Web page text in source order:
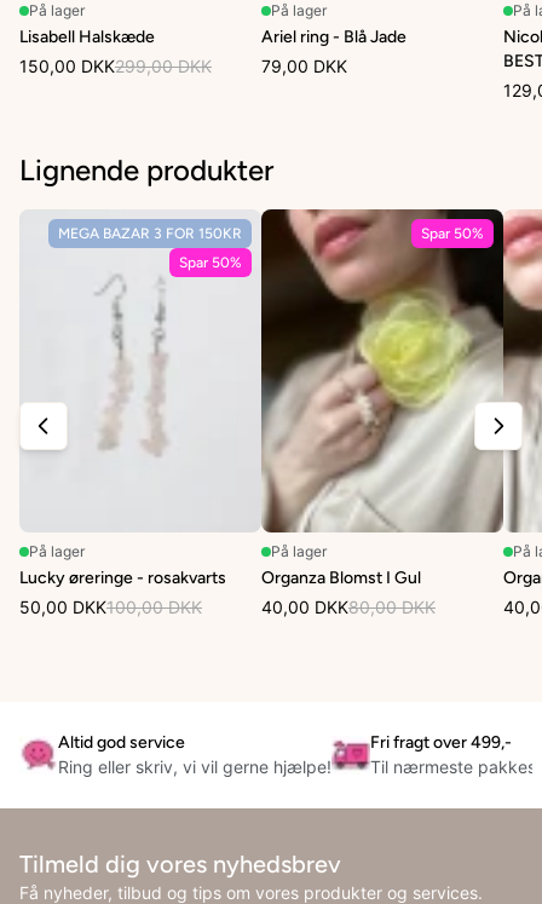
På lager
Lisabell Halskæde
150,00 DKK299,00 DKK
På lager
Ariel ring - Blå Jade
79,00 DKK
På
Lignende produkter
MEGA BAZAR 3 FOR 150KR
Spar 50%
På lager
Lucky øreringe - rosakvarts
50,00 DKK100,00 DKK
Spar 50%
På lager
Organza Blomst I Gul
40,00 DKK80,00 DKK
På
Altid god service
Ring eller skriv, vi vil gerne hjælpe!
Fri fragt over 499,-
Til nærmeste
Tilmeld dig vores nyhedsbrev
Få nyheder, tilbud og tips om vores produkter og services.